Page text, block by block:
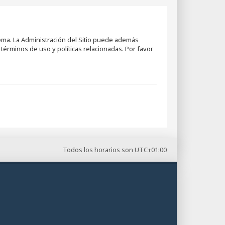
La Administración del Sitio puede además
de uso y políticas relacionadas. Por favor
Todos los horarios son UTC+01:00